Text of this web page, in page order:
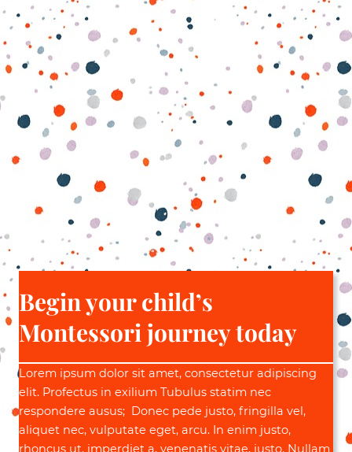
Begin your child’s
Montessori journey today
Lorem ipsum dolor sit amet, consectetur adipiscing
elit. Profectus in exilium Tubulus statim nec
respondere ausus; Donec pede justo, fringilla vel,
aliquet nec, vulputate eget, arcu. In enim justo,
rhoncus ut, imperdiet a, venenatis vitae, justo. Nullam